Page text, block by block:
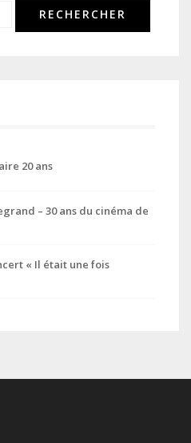
20 ans
– 30 ans du cinéma de
« Il était une fois